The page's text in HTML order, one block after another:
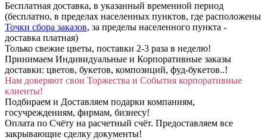
Бесплатная доставка, в указанный временной период
(бесплатно, в пределах населенных пунктов, где расположены
Точки сбора заказов, за пределы населенного пункта -
доставка платная)
Только свежие цветы, поставки 2-3 раза в неделю!
Принимаем Индивидуальные и Корпоративные заказы
доставки: цветов, букетов, композиций, фуд-букетов..!
Нам доверяют свои Торжества и События корпоративные
клиенты!
Подбираем и Доставляем подарки компаниям,
госучреждениям, фирмам, бизнесу!
Оплата по Счёту на расчетный счёт. Предоставляем все
закрывающие сделку документы!